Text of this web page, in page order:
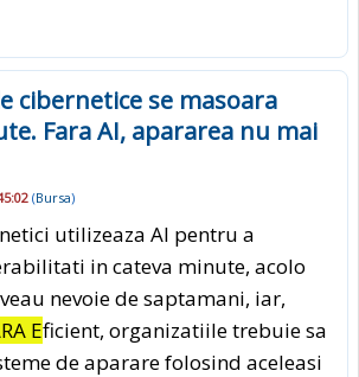
cibernetice se masoara
Fara AI, apararea nu mai
(Bursa)
utilizeaza AI pentru a
in cateva minute, acolo
nevoie de saptamani, iar,
Eficient, organizatiile trebuie sa
de aparare folosind aceleasi